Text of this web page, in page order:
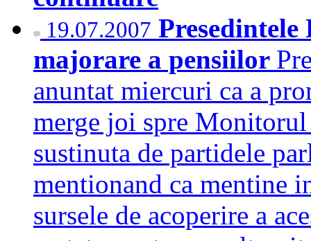
19.07.2007 Presedintele
majorare a pensiilor
anuntat miercuri ca a
merge joi spre
sustinuta de partidele
mentionand ca mentine
sursele de acoperire a